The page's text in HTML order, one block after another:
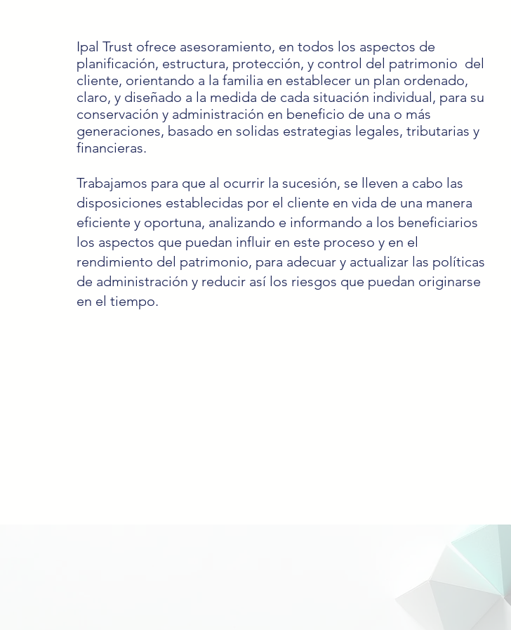
Ipal Trust ofrece asesoramiento, en todos los aspectos de
planificación, estructura, protección, y control del patrimonio del
cliente, orientando a la familia en establecer un plan ordenado,
claro, y diseñado a la medida de cada situación individual, para su
conservación y administración en beneficio de una o más
generaciones, basado en solidas estrategias legales, tributarias y
financieras.
Trabajamos para que al ocurrir la sucesión, se lleven a cabo las
disposiciones establecidas por el cliente en vida de una manera
eficiente y oportuna, analizando e informando a los beneficiarios
los aspectos que puedan influir en este proceso y en el
rendimiento del patrimonio, para adecuar y actualizar las políticas
de administración y reducir así los riesgos que puedan originarse
en el tiempo.